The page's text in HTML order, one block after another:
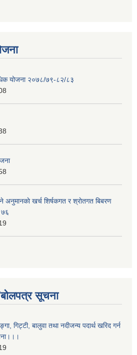
योजना २०७८/७९-८२/८३
अनुमानकाे खर्च शिर्षकगत र श्राेतगत बिबरण
सूचना
गिट्टी, बालुवा तथा नदीजन्य पदार्थ खरिद गर्न